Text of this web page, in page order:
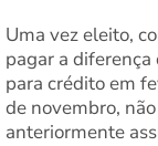
Uma vez eleito,
pagar a
para crédito em
de novembro,
anteriormente